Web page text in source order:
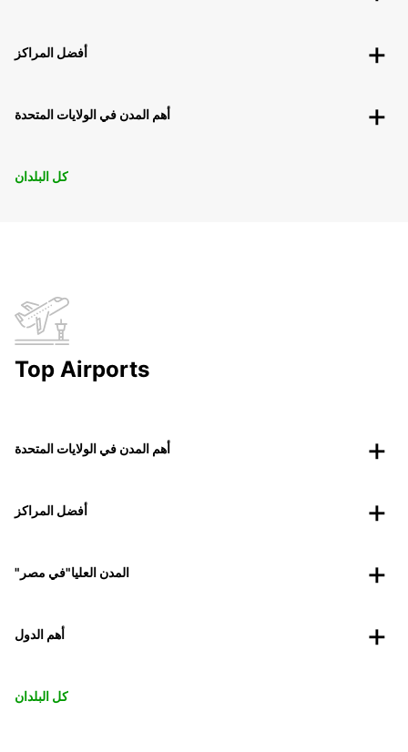
أفضل المراكز
أهم المدن في الولايات المتحدة
كل البلدان
Top Airports
أهم المدن في الولايات المتحدة
أفضل المراكز
"المدن العليا"في مصر
أهم الدول
كل البلدان